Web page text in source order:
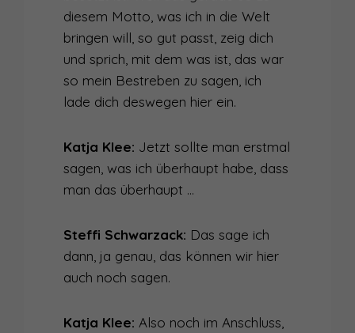
diesem Motto, was ich in die Welt
bringen will, so gut passt, zeig dich
und sprich, mit dem was ist, das war
so mein Bestreben zu sagen, ich
lade dich deswegen hier ein.
Katja Klee: Jetzt sollte man erstmal
sagen, was ich überhaupt habe, dass
man das überhaupt …
Steffi Schwarzack: Das sage ich
dann, ja genau, das können wir hier
auch noch sagen.
Katja Klee: Also noch im Anschluss,